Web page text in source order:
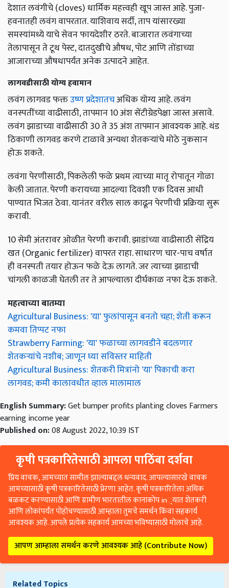
देशात लवंगीचे (cloves) धार्मिक महत्त्वही खूप जास्त आहे. पुजा-
हवनातही लवंग वापरतात. याशिवाय सर्दी, ताप यांसारख्या
समस्यांमध्ये याचे सेवन फायदेशीर ठरते. बाजारात लवंगाच्या
तेलापासून ते टूथ पेस्ट, दातदुखीचे औषध, पोट आणि तोंडाच्या
आजाराच्या औषधापर्यंत अनेक उत्पादने आहेत.
लागवडीसाठी योग्य हवामान
लवंग लागवड फक्तउष्ण प्रदेशातचअधिक योग्य आहे. लवंग
वनस्पतींच्या वाढीसाठी, तापमान 10 अंश सेंटीग्रेडपेक्षा जास्त असावे.
लवंग झाडाच्या वाढीसाठी 30 ते 35 अंश तापमान आवश्यक आहे. थंड
ठिकाणी लागवड करणे टाळावे अन्यथा शेतकऱ्यांचे मोठे नुकसान
होऊ शकते.
लवंगा पेरणीसाठी, पिकलेली फळे प्रथम त्याच्या मातृ रोपातून गोळा
केली जातात. पेरणी करायच्या आदल्या दिवशी एक दिवस आधी
पाण्यात भिजत ठेवा. यानंतर वरील साल काढून पेरणीची प्रक्रिया सुरू
करावी.
10 सेमी अंतरावर ओळीत पेरणी करावी. झाडांच्या वाढीसाठी सेंद्रिय
खत (Organic fertilizer) वापरत राहा. साधारण चार-पाच वर्षात
ही वनस्पती तयार होऊन फळे देऊ लागते. जर त्याच्या झाडाची
चांगली काळजी घेतली तर ते आपल्याला दीर्घकाळ नफा देऊ शकते.
महत्वाच्या बातम्या
Agricultural Business: 'या' फुलांपासून बनतो चहा; शेती करून
कमवा तिप्पट नफा
Strawberry Farming: 'या' फळाच्या लागवडीने बदलणार
शेतकऱ्यांचे नशीब; जाणून घ्या सविस्तर माहिती
Agricultural Business: शेतकरी मित्रांनो 'या' पिकाची करा
लागवड; कमी कालावधीत व्हाल मालामाल
English Summary:Get bumper profits planting cloves Farmers
earning income year
Published on:08 August 2022, 10:39 IST
कृषी पत्रकारितेसाठी आपला पाठिंबा दर्शवा
प्रिय वाचक, आमच्यात सामील झाल्याबद्दल धन्यवाद. आपल्यासारखे वाचक
आमच्यासाठी कृषी पत्रकारितेसाठी प्रेरणा आहेत. कृषी पत्रकारितेला अधिक
बळकट करण्यासाठी आणि ग्रामीण भारतातील कानाकोप in्यात शेतकरी
आणि लोकांपर्यंत पोहोचण्यासाठी आम्हाला तुमचे समर्थन किंवा सहकार्य
आवश्यक आहे. आपले प्रत्येक सहकार्य आमच्या भविष्यासाठी मोलाचे आहे.
आपण आम्हाला समर्थन करणे आवश्यक आहे (Contribute Now)
Related Topics